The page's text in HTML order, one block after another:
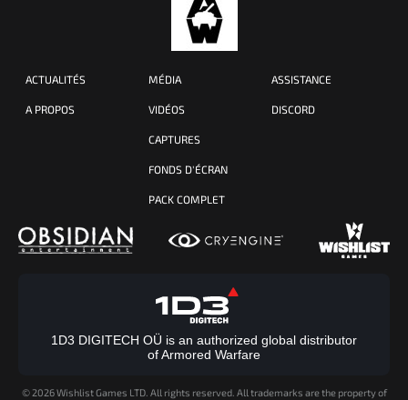
ACTUALITÉS
A PROPOS
MÉDIA
VIDÉOS
CAPTURES
FONDS D'ÉCRAN
PACK COMPLET
ASSISTANCE
DISCORD
1D3 DIGITECH OÜ is an authorized global distributor
of Armored Warfare
© 2026 Wishlist Games LTD. All rights reserved. All trademarks are the property of